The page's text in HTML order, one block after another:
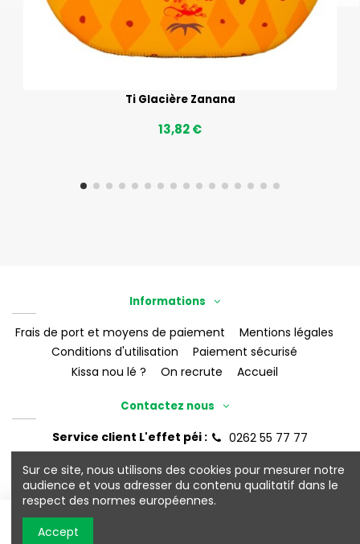
Ti Glacière Zanana
13,82 €
Informations
Frais de port et moyens de paiement
Mentions légales
Conditions d'utilisation
Paiement sécurisé
Kissa nou lé ?
On recrute Accueil
Contactez nous
Service client L'effet péi :
0262 55 77 77
Sur ce site, nous utilisons des cookies pour mesurer notre
audience et vous adresser du contenu qualitatif dans le
respect des normes européennes.
Accept